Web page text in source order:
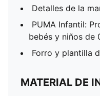
Detalles de la
PUMA Infantil:
bebés y niños de
Forro y plantilla
MATERIAL DE